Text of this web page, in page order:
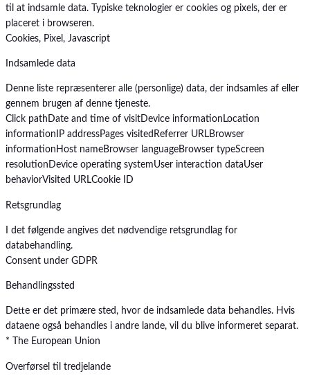
til at indsamle data. Typiske teknologier er cookies og pixels, der er
placeret i browseren.
Cookies, Pixel, Javascript
Indsamlede data
Denne liste repræsenterer alle (personlige) data, der indsamles af eller
gennem brugen af denne tjeneste.
Click path Date and time of visitDevice information Location
information IP addressPages visited Referrer URLBrowser
information Host nameBrowser languageBrowser typeScreen
resolution Device operating systemUser interaction dataUser
behaviorVisited URLCookie ID
Retsgrundlag
I det følgende angives det nødvendige retsgrundlag for
databehandling.
Consent under GDPR
Behandlingssted
Dette er det primære sted, hvor de indsamlede data behandles. Hvis
dataene også behandles i andre lande, vil du blive informeret separat.
* The European Union
Overførsel til tredjelande